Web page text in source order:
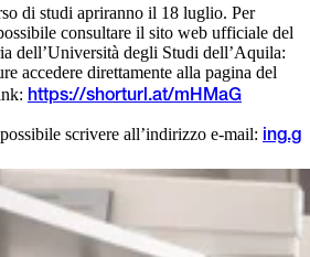
di studi apriranno il 18 luglio. Per
consultare il sito web ufficiale del
dell’Università degli Studi dell’Aquila:
accedere direttamente alla pagina del
https://shorturl.at/mHMaG
scrivere all’indirizzo e-mail: ing.g